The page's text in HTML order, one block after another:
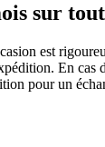
sur
est
En cas
pour un